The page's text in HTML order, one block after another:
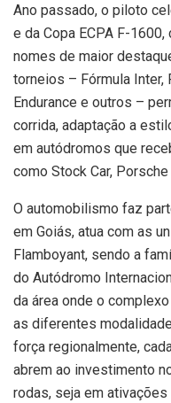
Ano passado, o piloto
e da Copa ECPA F-
nomes de maior
torneios – Fórmula Inter,
Endurance e outros –
corrida, adaptação a
em autódromos que
como Stock Car,
O automobilismo faz
em Goiás, atua com as
Flamboyant, sendo a
do Autódromo
da área onde o
as diferentes
força regionalmente,
abrem ao investimento
rodas, seja em